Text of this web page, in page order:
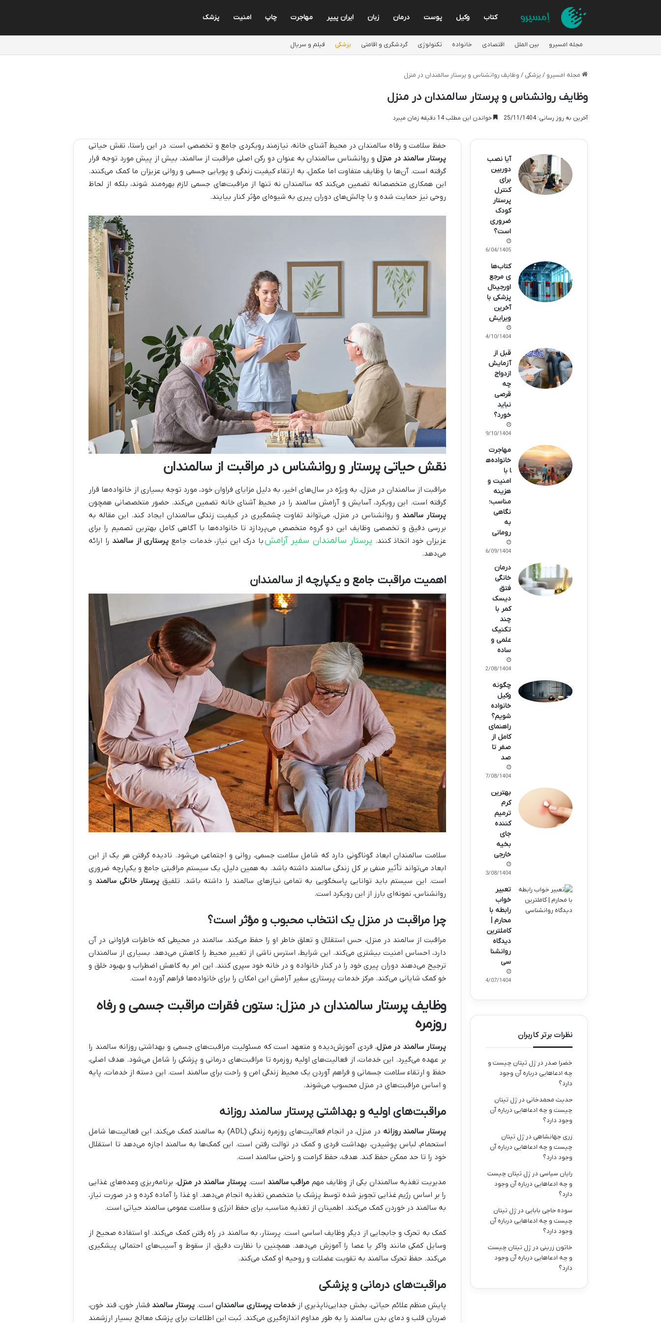
کتاب وکیل پوست درمان زبان ایران پیپر مهاجرت چاپ امنیت پزشک
مجله امسیرو بین الملل اقتصادی خانواده تکنولوژی گردشگری و اقامتی پزشکی فیلم و سریال
مجله امسیرو / پزشکی / وظایف روانشناس و پرستار سالمندان در منزل
وظایف روانشناس و پرستار سالمندان در منزل
آخرین به روز رسانی: 25/11/1404 خواندن این مطلب 14 دقیقه زمان میبرد
حفظ سلامت و رفاه سالمندان در محیط آشنای خانه، نیازمند رویکردی جامع و تخصصی است. در این راستا، نقش حیاتی
پرستار سالمند در منزلو روانشناس سالمندان به عنوان دو رکن اصلی مراقبت از سالمند، بیش از پیش مورد توجه قرار
گرفته است. آن‌ها با وظایف متفاوت اما مکمل، به ارتقاء کیفیت زندگی و پویایی جسمی و روانی عزیزان ما کمک می‌کنند.
این همکاری متخصصانه تضمین می‌کند که سالمندان نه تنها از مراقبت‌های جسمی لازم بهره‌مند شوند، بلکه از لحاظ
روحی نیز حمایت شده و با چالش‌های دوران پیری به شیوه‌ای مؤثر کنار بیایند.
نقش حیاتی پرستار و روانشناس در مراقبت از سالمندان
مراقبت از سالمندان در منزل، به ویژه در سال‌های اخیر، به دلیل مزایای فراوان خود، مورد توجه بسیاری از خانواده‌ها قرار
گرفته است. این رویکرد، آسایش و آرامش سالمند را در محیط آشنای خانه تضمین می‌کند. حضور متخصصانی همچون
پرستار سالمند و روانشناس در منزل، می‌تواند تفاوت چشمگیری در کیفیت زندگی سالمندان ایجاد کند. این مقاله به
بررسی دقیق و تخصصی وظایف این دو گروه متخصص می‌پردازد تا خانواده‌ها با آگاهی کامل بهترین تصمیم را برای
عزیزان خود اتخاذ کنند. پرستار سالمندان سفیر آرامشبا درک این نیاز، خدمات جامع پرستاری از سالمندرا ارائه
می‌دهد.
اهمیت مراقبت جامع و یکپارچه از سالمندان
سلامت سالمندان ابعاد گوناگونی دارد که شامل سلامت جسمی، روانی و اجتماعی می‌شود. نادیده گرفتن هر یک از این
ابعاد می‌تواند تأثیر منفی بر کل زندگی سالمند داشته باشد. به همین دلیل، یک سیستم مراقبتی جامع و یکپارچه ضروری
است. این سیستم باید توانایی پاسخگویی به تمامی نیازهای سالمند را داشته باشد. تلفیق پرستار خانگی سالمند و
روانشناس، نمونه‌ای بارز از این رویکرد است.
چرا مراقبت در منزل یک انتخاب محبوب و مؤثر است؟
مراقبت از سالمند در منزل، حس استقلال و تعلق خاطر او را حفظ می‌کند. سالمند در محیطی که خاطرات فراوانی در آن
دارد، احساس امنیت بیشتری می‌کند. این شرایط، استرس ناشی از تغییر محیط را کاهش می‌دهد. بسیاری از سالمندان
ترجیح می‌دهند دوران پیری خود را در کنار خانواده و در خانه خود سپری کنند. این امر به کاهش اضطراب و بهبود خلق و
خو کمک شایانی می‌کند. مرکز خدمات پرستاری سفیر آرامش این امکان را برای خانواده‌ها فراهم آورده است.
وظایف پرستار سالمندان در منزل: ستون فقرات مراقبت جسمی و رفاه
روزمره
پرستار سالمند در منزل، فردی آموزش‌دیده و متعهد است که مسئولیت مراقبت‌های جسمی و بهداشتی روزانه سالمند را
بر عهده می‌گیرد. این خدمات، از فعالیت‌های اولیه روزمره تا مراقبت‌های درمانی و پزشکی را شامل می‌شود. هدف اصلی،
حفظ و ارتقاء سلامت جسمانی و فراهم آوردن یک محیط زندگی امن و راحت برای سالمند است. این دسته از خدمات، پایه
و اساس مراقبت‌های در منزل محسوب می‌شوند.
مراقبت‌های اولیه و بهداشتی پرستار سالمند روزانه
پرستار سالمند روزانه
در منزل، در انجام فعالیت‌های روزمره زندگی (ADL) به سالمند کمک می‌کند. این فعالیت‌ها شامل
استحمام، لباس پوشیدن، بهداشت فردی و کمک در توالت رفتن است. این کمک‌ها به سالمند اجازه می‌دهد تا استقلال
خود را تا حد ممکن حفظ کند. هدف، حفظ کرامت و راحتی سالمند است.
مدیریت تغذیه سالمندان یکی از وظایف مهم مراقب سالمند است.پرستار سالمند در منزل، برنامه‌ریزی وعده‌های غذایی
را بر اساس رژیم غذایی تجویز شده توسط پزشک یا متخصص تغذیه انجام می‌دهد. او غذا را آماده کرده و در صورت نیاز،
به سالمند در خوردن کمک می‌کند. اطمینان از تغذیه مناسب، برای حفظ انرژی و سلامت عمومی سالمند حیاتی است.
کمک به تحرک و جابجایی از دیگر وظایف اساسی است. پرستار، به سالمند در راه رفتن کمک می‌کند. او استفاده صحیح از
وسایل کمکی مانند واکر یا عصا را آموزش می‌دهد. همچنین با نظارت دقیق، از سقوط و آسیب‌های احتمالی پیشگیری
می‌کند. حفظ تحرک سالمند به تقویت عضلات و روحیه او کمک می‌کند.
مراقبت‌های درمانی و پزشکی
پایش منظم علائم حیاتی، بخش جدایی‌ناپذیری ازخدمات پرستاری سالمنداناست. پرستار سالمندفشار خون، قند خون،
ضربان قلب و دمای بدن سالمند را به طور مداوم اندازه‌گیری می‌کند. ثبت این اطلاعات برای پزشک معالج بسیار ارزشمند
آیا نصب
دوربین
برای
کنترل
پرستار
کودک
ضروری
است؟
06/04/1405
کتاب‌ها
ی مرجع
اورجینال
پزشکی با
آخرین
ویرایش
24/10/1404
قبل از
آزمایش
ازدواج
چه
قرصی
نباید
خورد؟
09/10/1404
مهاجرت
خانواده‌ه
ا با
امنیت و
هزینه
مناسب؛
نگاهی
به
رومانی
26/09/1404
درمان
خانگی
فتق
دیسک
کمر با
چند
تکنیک
علمی و
ساده
12/08/1404
چگونه
وکیل
خانواده
شویم؟
راهنمای
کامل از
صفر تا
صد
07/08/1404
بهترین
کرم
ترمیم
کننده
جای
بخیه
خارجی
03/08/1404
تعبیر
خواب
رابطه با
محارم |
کاملترین
دیدگاه
روانشنا
سی
04/07/1404
نظرات برتر کاربران
خضرا صدر درژل تیتان چیست و
چه ادعاهایی درباره آن وجود
دارد؟
حدیث محمدخانی درژل تیتان
چیست و چه ادعاهایی درباره آن
وجود دارد؟
زری جهانشاهی درژل تیتان
چیست و چه ادعاهایی درباره آن
وجود دارد؟
رایان سپاسی درژل تیتان چیست
و چه ادعاهایی درباره آن وجود
دارد؟
سوده حاجی بابایی درژل تیتان
چیست و چه ادعاهایی درباره آن
وجود دارد؟
خاتون زرینی درژل تیتان چیست
و چه ادعاهایی درباره آن وجود
دارد؟